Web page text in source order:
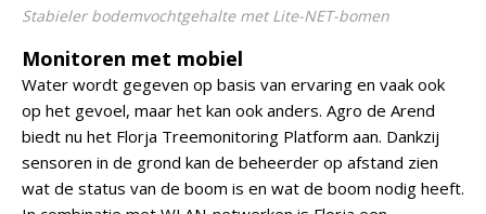
Stabieler bodemvochtgehalte met Lite-NET-bomen
Monitoren met mobiel
Water wordt gegeven op basis van ervaring en vaak ook
op het gevoel, maar het kan ook anders. Agro de Arend
biedt nu het Florja Treemonitoring Platform aan. Dankzij
sensoren in de grond kan de beheerder op afstand zien
wat de status van de boom is en wat de boom nodig heeft.